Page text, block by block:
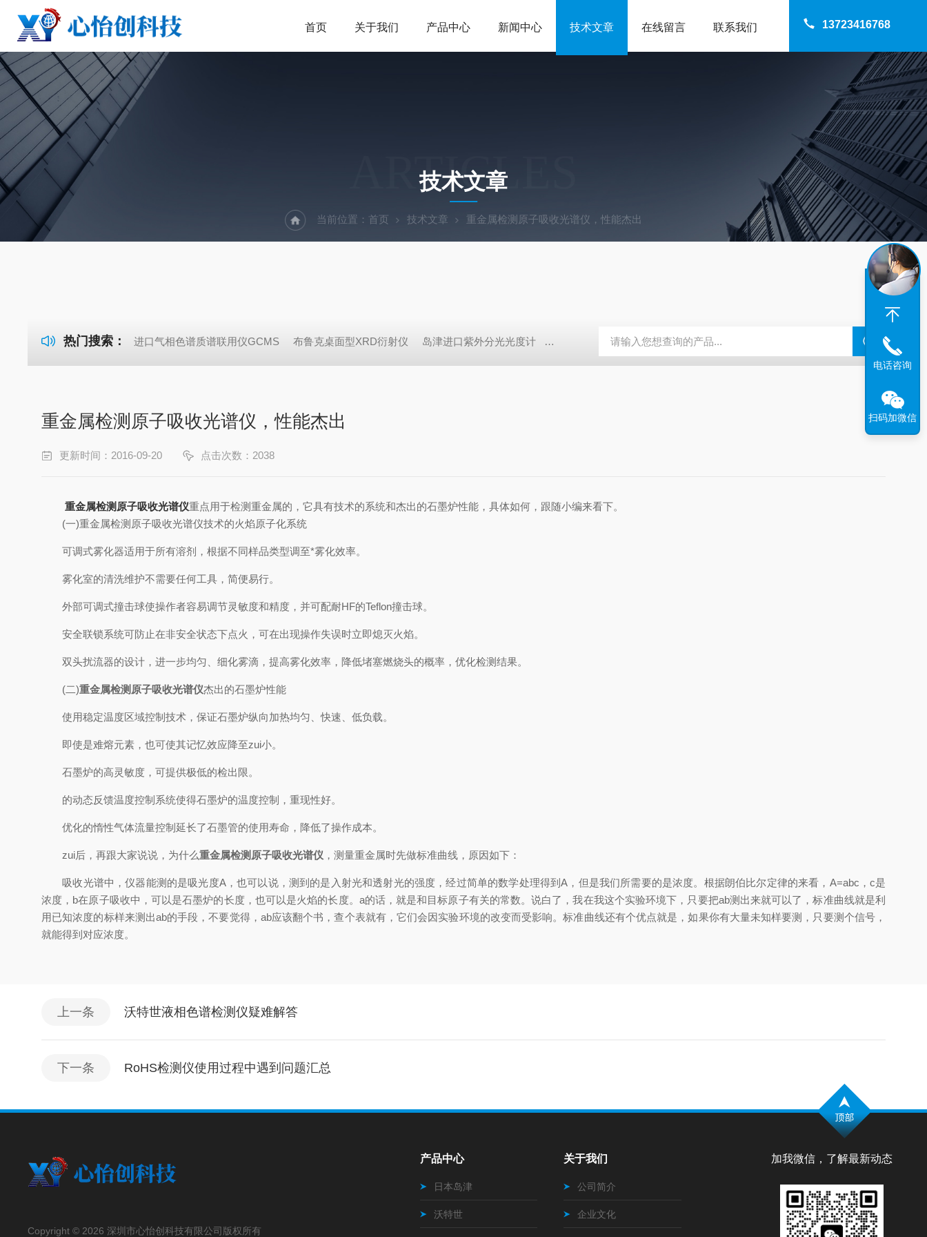
13723416768
首页 关于我们 产品中心 新闻中心 技术文章 在线留言 联系我们
ARTICLES
技术文章
当前位置： 首页 技术文章 重金属检测原子吸收光谱仪，性能杰出
热门搜索： 进口气相色谱质谱联用仪GCMS 布鲁克桌面型XRD衍射仪 岛津进口紫外分光光度计 蔡司MERLIN系列场发射扫描电镜 瑞士万通水分仪 布鲁克SkyScan2211高分
重金属检测原子吸收光谱仪，性能杰出
更新时间：2016-09-20 点击次数：2038
重金属检测原子吸收光谱仪重点用于检测重金属的，它具有技术的系统和杰出的石墨炉性能，具体如何，跟随小编来看下。
(一)重金属检测原子吸收光谱仪技术的火焰原子化系统
可调式雾化器适用于所有溶剂，根据不同样品类型调至*雾化效率。
雾化室的清洗维护不需要任何工具，简便易行。
外部可调式撞击球使操作者容易调节灵敏度和精度，并可配耐HF的Teflon撞击球。
安全联锁系统可防止在非安全状态下点火，可在出现操作失误时立即熄灭火焰。
双头扰流器的设计，进一步均匀、细化雾滴，提高雾化效率，降低堵塞燃烧头的概率，优化检测结果。
(二)重金属检测原子吸收光谱仪杰出的石墨炉性能
使用稳定温度区域控制技术，保证石墨炉纵向加热均匀、快速、低负载。
即使是难熔元素，也可使其记忆效应降至zui小。
石墨炉的高灵敏度，可提供极低的检出限。
的动态反馈温度控制系统使得石墨炉的温度控制，重现性好。
优化的惰性气体流量控制延长了石墨管的使用寿命，降低了操作成本。
zui后，再跟大家说说，为什么重金属检测原子吸收光谱仪 ，测量重金属时先做标准曲线，原因如下：
吸收光谱中，仪器能测的是吸光度A，也可以说，测到的是入射光和透射光的强度，经过简单的数学处理得到A，但是我们所需要的是浓度。根据朗伯比尔定律的来看，A=abc，c是
浓度，b在原子吸收中，可以是石墨炉的长度，也可以是火焰的长度。a的话，就是和目标原子有关的常数。说白了，我在我这个实验环境下，只要把ab测出来就可以了，标准曲线就是利
用已知浓度的标样来测出ab的手段，不要觉得，ab应该翻个书，查个表就有，它们会因实验环境的改变而受影响。标准曲线还有个优点就是，如果你有大量未知样要测，只要测个信号，
就能得到对应浓度。
上一条 沃特世液相色谱检测仪疑难解答
下一条 RoHS检测仪使用过程中遇到问题汇总
加我微信，了解最新动态
Copyright © 2026 深圳市心怡创科技有限公司版权所有
产品中心
日本岛津
沃特世
关于我们
公司简介
企业文化
电话咨询
扫码加微信